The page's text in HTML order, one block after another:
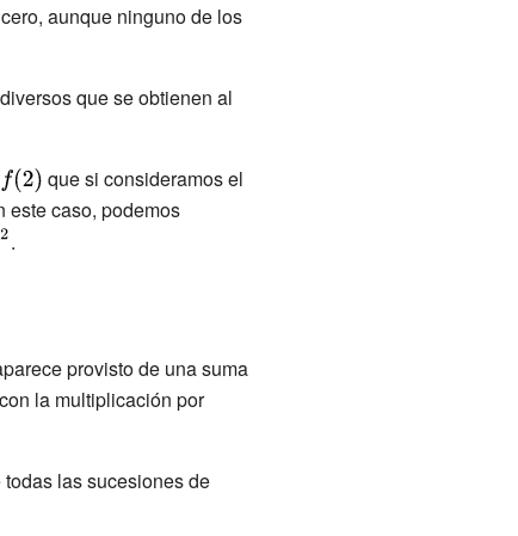
{F}}(X,
g(a)=0}
g(b)=1}
aunque ninguno de los
que se obtienen al
que si consideramos el
este caso, podemos
.
{R}provisto de una suma
la multiplicación por
las sucesiones de